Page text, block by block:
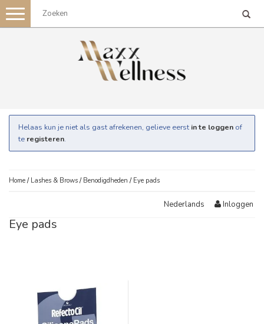
Toggle
navigation
Helaas kun je niet als gast afrekenen, gelieve eerst in te loggen of
te registeren.
Home / Lashes & Brows / Benodigdheden / Eye pads
Nederlands Inloggen
Eye pads